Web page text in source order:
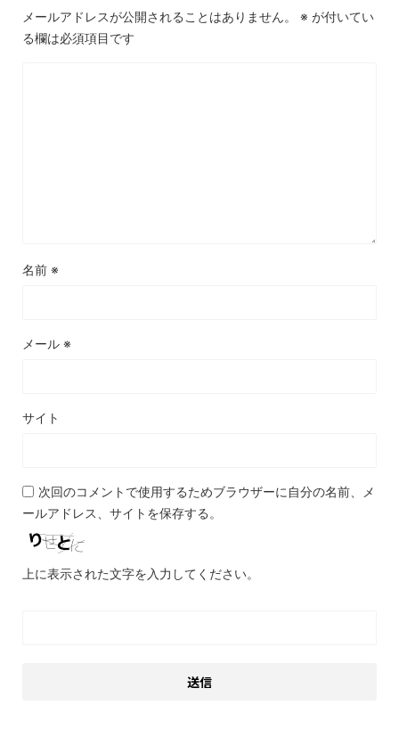
メールアドレスが公開されることはありません。 ※ が付いてい
る欄は必須項目です
名前 ※
メール ※
サイト
次回のコメントで使用するためブラウザーに自分の名前、メ
ールアドレス、サイトを保存する。
上に表示された文字を入力してください。